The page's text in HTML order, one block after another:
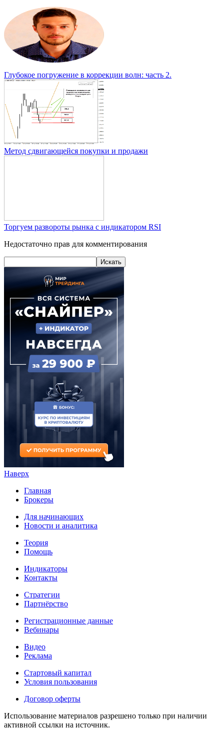
Глубокое погружение в коррекции волн: часть 2.
Метод сдвигающейся покупки и продажи
Торгуем развороты рынка с индикатором RSI
Недостаточно прав для комментирования
Наверх
Главная
Брокеры
Для начинающих
Новости и аналитика
Теория
Помощь
Индикаторы
Контакты
Стратегии
Партнёрство
Регистрационные данные
Вебинары
Видео
Реклама
Стартовый капитал
Условия пользования
Договор оферты
Использование материалов разрешено только при наличии
активной ссылки на источник.